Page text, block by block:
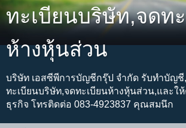
ทะเบียนบริษัท,จดท
ห้างหุ้นส่วน
บริษัท เอสซีพีการบัญชีกรุ๊ป จำกัด รับทำบัญ
ทะเบียนบริษัท,จดทะเบียนห้างหุ้นส่วน,และใ
ธุรกิจ โทรติดต่อ 083-4923837 คุณสมนึก